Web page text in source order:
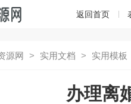
返回首页
源网 > 实用文档 > 实用模板
办理离